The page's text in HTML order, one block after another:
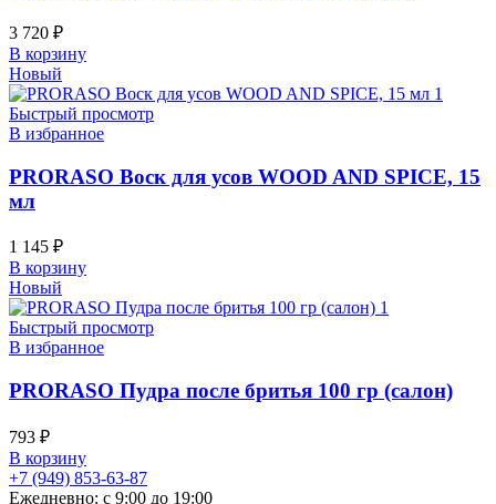
3 720 ₽
В корзину
Новый
Быстрый просмотр
В избранное
PRORASO Воск для усов WOOD AND SPICE, 15
мл
1 145 ₽
В корзину
Новый
Быстрый просмотр
В избранное
PRORASO Пудра после бритья 100 гр (салон)
793 ₽
В корзину
+7 (949) 853-63-87
Ежедневно: с 9:00 до 19:00